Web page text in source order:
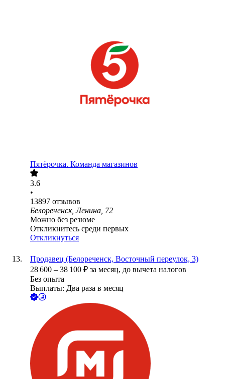
Пятёрочка. Команда магазинов
3.6
•
13897 отзывов
Белореченск, Ленина, 72
Можно без резюме
Откликнитесь среди первых
Откликнуться
Продавец (Белореченск, Восточный переулок, 3)
28 600 – 38 100 ₽ за месяц, до вычета налогов
Без опыта
Выплаты: Два раза в месяц